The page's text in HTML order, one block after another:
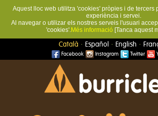
Aquest lloc web utilitza 'cookies' pròpies i de tercers
experiència i servei.
Al navegar o utilizar els nostres serveis l'usuari
'cookies'.Més informació [Tanca aquest
Català · Español · English ·
Facebook Instagram Twitter